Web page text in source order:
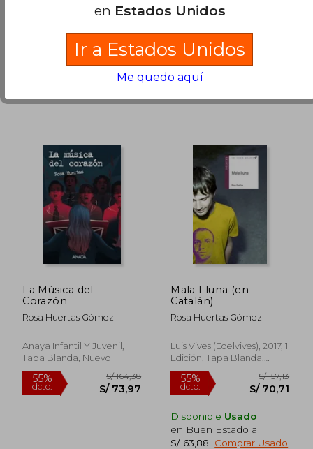
55%
dcto.
S/ 161,70
S/ 72,77
55%
dcto.
Cartón, Nuevo
DisponibleUsado
en Buen Estado a
S/ 71,61
La Música del
Corazón
Rosa Huertas Gómez
Anaya Infantil Y Juvenil,
Tapa Blanda, Nuevo
Mala Lluna (en
Catalán)
Rosa Huertas Gómez
Luis Vives (edelvives), 2017, 1
Edición, Tapa Blanda,
Nuevo
Disponible Usado
en Buen Estado a
S/ 63,88
Comprar Usado
en Estados Unidos
Ir a Estados Unidos
Me quedo aquí